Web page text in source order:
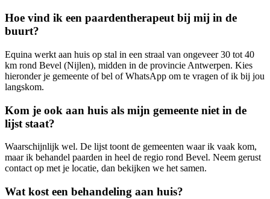
Hoe vind ik een paardentherapeut bij mij in de
buurt?
Equina werkt aan huis op stal in een straal van ongeveer 30 tot 40
km rond Bevel (Nijlen), midden in de provincie Antwerpen. Kies
hieronder je gemeente of bel of WhatsApp om te vragen of ik bij jou
langskom.
Kom je ook aan huis als mijn gemeente niet in de
lijst staat?
Waarschijnlijk wel. De lijst toont de gemeenten waar ik vaak kom,
maar ik behandel paarden in heel de regio rond Bevel. Neem gerust
contact op met je locatie, dan bekijken we het samen.
Wat kost een behandeling aan huis?